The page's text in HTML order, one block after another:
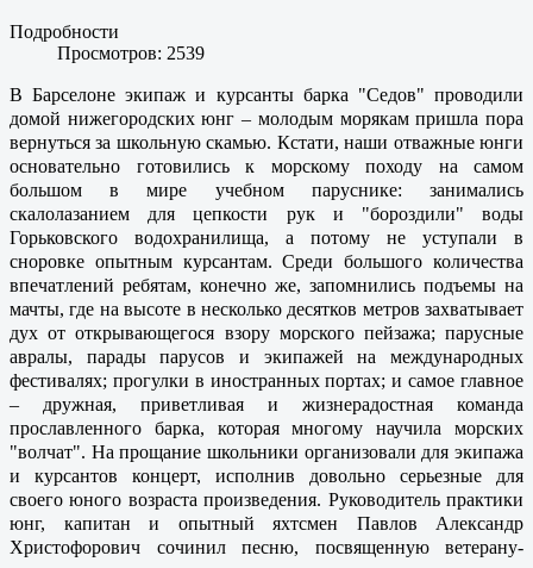
Подробности
Просмотров: 2539
В Барселоне экипаж и курсанты барка "Седов" проводили
домой нижегородских юнг – молодым морякам пришла пора
вернуться за школьную скамью. Кстати, наши отважные юнги
основательно готовились к морскому походу на самом
большом в мире учебном паруснике: занимались
скалолазанием для цепкости рук и "бороздили" воды
Горьковского водохранилища, а потому не уступали в
сноровке опытным курсантам. Среди большого количества
впечатлений ребятам, конечно же, запомнились подъемы на
мачты, где на высоте в несколько десятков метров захватывает
дух от открывающегося взору морского пейзажа; парусные
авралы, парады парусов и экипажей на международных
фестивалях; прогулки в иностранных портах; и самое главное
– дружная, приветливая и жизнерадостная команда
прославленного барка, которая многому научила морских
"волчат". На прощание школьники организовали для экипажа
и курсантов концерт, исполнив довольно серьезные для
своего юного возраста произведения. Руководитель практики
юнг, капитан и опытный яхтсмен Павлов Александр
Христофорович сочинил песню, посвященную ветерану-